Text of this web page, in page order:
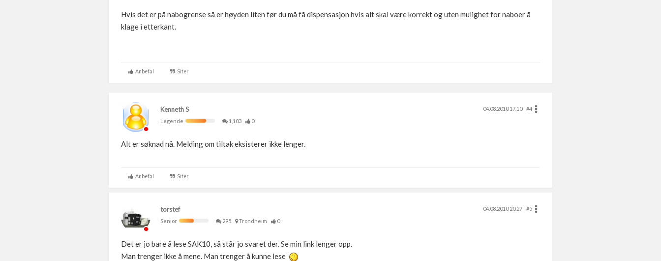
Hvis det er på nabogrense så er høyden liten før du må få dispensasjon hvis alt skal være korrekt og uten mulighet for naboer å
klage i etterkant.
Anbefal Siter
Kenneth S 04.08.2010 17.10
#4
Legende
1,103 0
Alt er søknad nå. Melding om tiltak eksisterer ikke lenger.
Anbefal Siter
torstef 04.08.2010 20.27
#5
Senior
295 Trondheim 0
Det er jo bare å lese SAK10, så står jo svaret der. Se min link lenger opp.
Man trenger ikke å mene. Man trenger å kunne lese